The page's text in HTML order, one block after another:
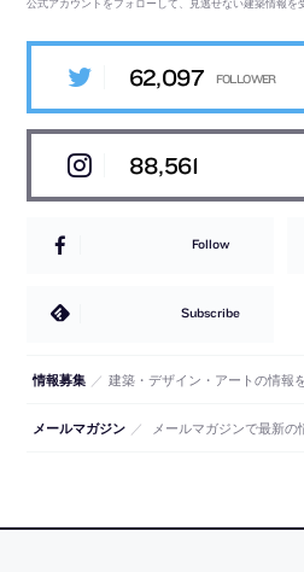
62,097
88,561
Follow
Subscribe
情報募集 ／ 建築・デザイン・アートの情報
メールマガジン ／ メールマガジンで最新の